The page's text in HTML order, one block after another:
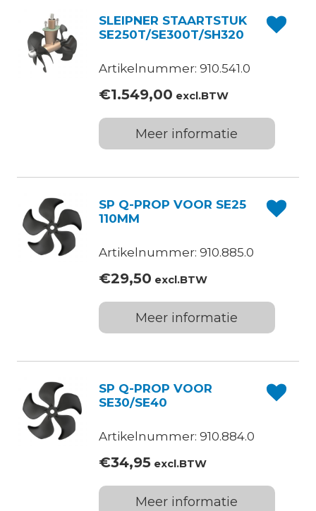
SLEIPNER STAARTSTUK
SE250T/SE300T/SH320
Artikelnummer: 910.541.0
€1.549,00 excl.BTW
Meer informatie
SP Q-PROP VOOR SE25
110MM
Artikelnummer: 910.885.0
€29,50 excl.BTW
Meer informatie
SP Q-PROP VOOR
SE30/SE40
Artikelnummer: 910.884.0
€34,95excl.BTW
Meer informatie